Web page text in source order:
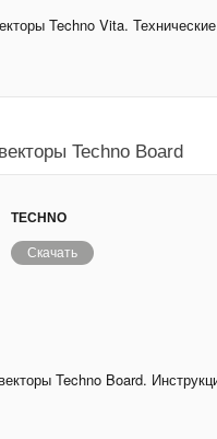
Techno Vita. Технические
Techno Board
TECHNO
Скачать
Techno Board.